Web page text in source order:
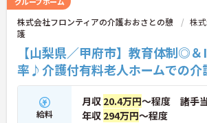
分残業も少なくなり、また、ご利用者様との時
大切にしていただけます。ご興味のある方は、
株式会社フロンティアの介護おおさとの憩
株
護
【山梨県／甲府市】教育体制◎
率♪介護付有料老人ホームでの介
給料
月収 20.4万円～程度 諸手
年収 294万円～程度